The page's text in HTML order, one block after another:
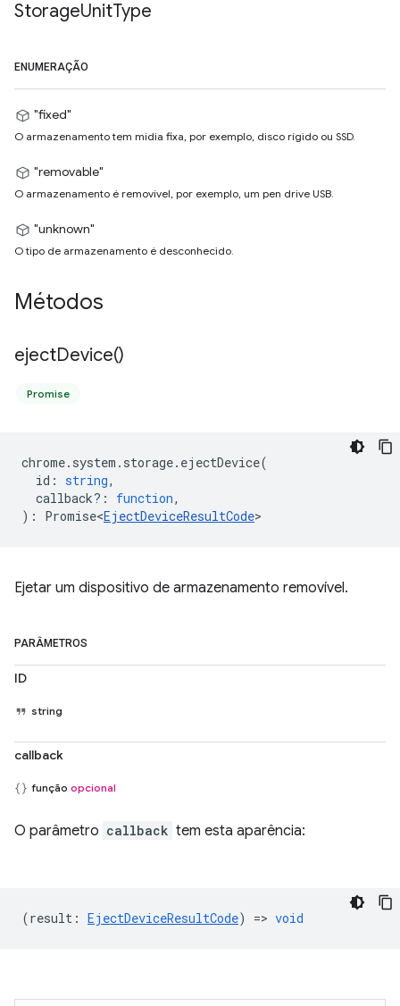
StorageUnitType
ENUMERAÇÃO
"fixed"
O armazenamento tem mídia fixa, por exemplo, disco rígido ou SSD.
"removable"
O armazenamento é removível, por exemplo, um pen drive USB.
"unknown"
O tipo de armazenamento é desconhecido.
Métodos
ejectDevice()
Promise
chrome. system . storage. ejectDevice(
id : string,
callback? : function,
) : Promise<EjectDeviceResultCode>
Ejetar um dispositivo de armazenamento removível.
PARÂMETROS
ID
string
callback
função opcional
O parâmetro callback tem esta aparência:
(result : EjectDeviceResultCode) => void